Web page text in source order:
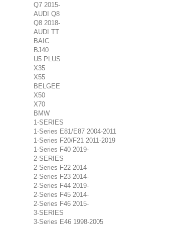
Q7 2015-
AUDI Q8
Q8 2018-
AUDI TT
BAIC
BJ40
U5 PLUS
X35
X55
BELGEE
X50
X70
BMW
1-SERIES
1-Series E81/E87 2004-2011
1-Series F20/F21 2011-2019
1-Series F40 2019-
2-SERIES
2-Series F22 2014-
2-Series F23 2014-
2-Series F44 2019-
2-Series F45 2014-
2-Series F46 2015-
3-SERIES
3-Series E46 1998-2005